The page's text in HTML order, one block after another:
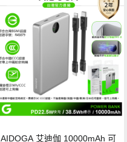
AIDOGA 艾迪伽 10000mAh 可